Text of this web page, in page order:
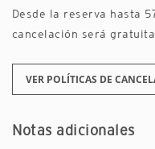
Desde la reserva hasta
cancelación será gratuita
VER POLÍTICAS DE
Notas adicionales